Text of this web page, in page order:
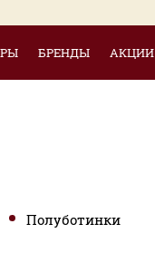
БРЕНДЫ АКЦИИ
Полуботинки